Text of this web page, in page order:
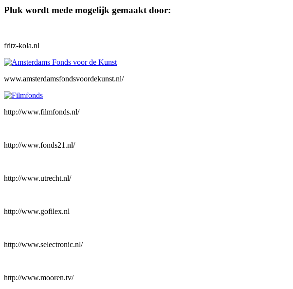
Pluk wordt mede mogelijk gemaakt door:
fritz-kola.nl
www.amsterdamsfondsvoordekunst.nl/
http://www.filmfonds.nl/
http://www.fonds21.nl/
http://www.utrecht.nl/
http://www.gofilex.nl
http://www.selectronic.nl/
http://www.mooren.tv/